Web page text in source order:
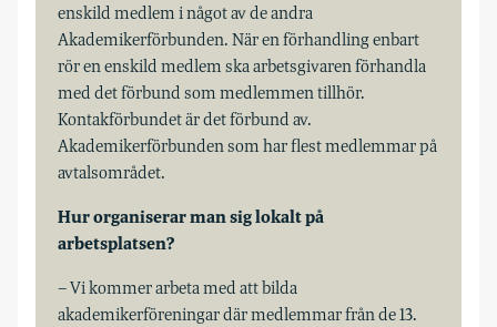
enskild medlem i något av de andra
Akademikerförbunden. När en förhandling enbart
rör en enskild medlem ska arbetsgivaren förhandla
med det förbund som medlemmen tillhör.
Kontakförbundet är det förbund av.
Akademikerförbunden som har flest medlemmar på
avtalsområdet.
Hur organiserar man sig lokalt på
arbetsplatsen?
– Vi kommer arbeta med att bilda
akademikerföreningar där medlemmar från de 13.